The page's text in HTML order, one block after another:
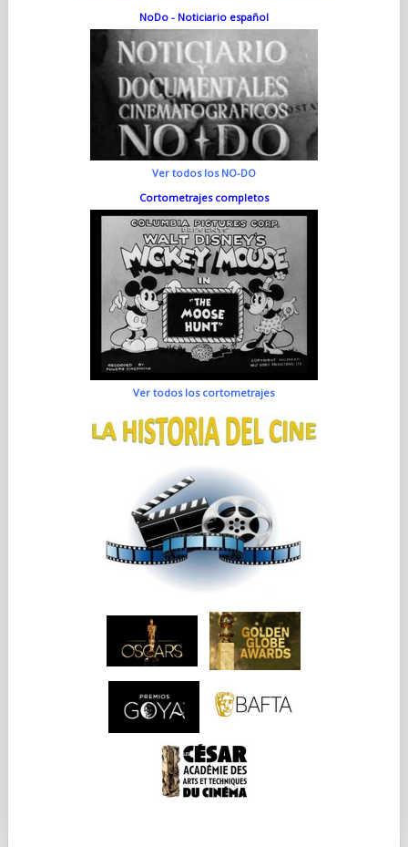
NoDo - Noticiario español
Ver todos los NO-DO
Cortometrajes completos
Ver todos los cortometrajes